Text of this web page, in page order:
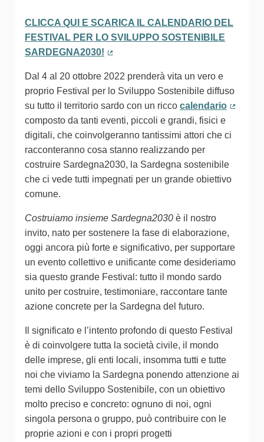
CLICCA QUI E SCARICA IL CALENDARIO DEL
FESTIVAL PER LO SVILUPPO SOSTENIBILE
SARDEGNA2030!
Dal 4 al 20 ottobre 2022 prenderà vita un vero e
proprio Festival per lo Sviluppo Sostenibile diffuso
su tutto il territorio sardo con un ricco calendario
composto da tanti eventi, piccoli e grandi, fisici e
digitali, che coinvolgeranno tantissimi attori che ci
racconteranno cosa stanno realizzando per
costruire Sardegna2030, la Sardegna sostenibile
che ci vede tutti impegnati per un grande obiettivo
comune.
Costruiamo insieme Sardegna2030 è il nostro
invito, nato per sostenere la fase di elaborazione,
oggi ancora più forte e significativo, per supportare
un evento collettivo e unificante come desideriamo
sia questo grande Festival: tutto il mondo sardo
unito per costruire, testimoniare, raccontare tante
azione concrete per la Sardegna del futuro.
Il significato e l’intento profondo di questo Festival
è di coinvolgere tutta la società civile, il mondo
delle imprese, gli enti locali, insomma tutti e tutte
noi che viviamo la Sardegna ponendo attenzione ai
temi dello Sviluppo Sostenibile, con un obiettivo
molto preciso e concreto: ognuno di noi, ogni
singola persona o gruppo, può contribuire con le
proprie azioni e con i propri progetti